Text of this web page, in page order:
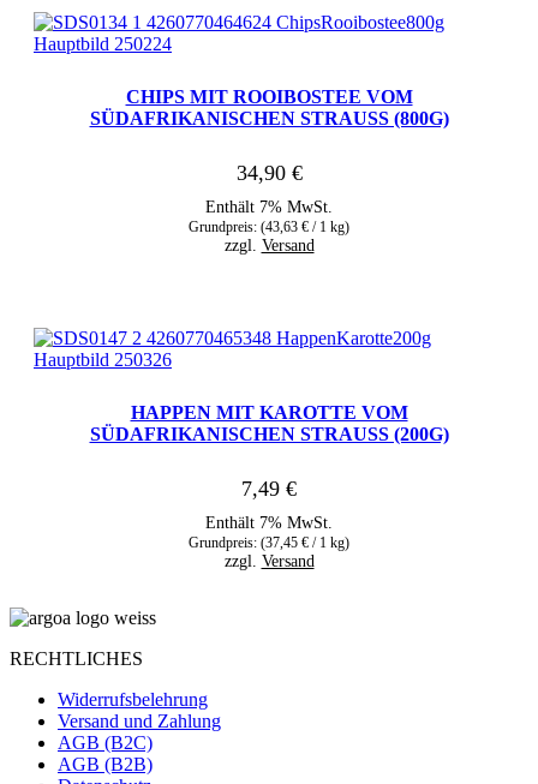
CHIPS MIT ROOIBOSTEE VOM
SÜDAFRIKANISCHEN STRAUSS (800G)
34,90 €
Enthält 7% MwSt.
Grundpreis: (43,63 € / 1 kg)
zzgl. Versand
HAPPEN MIT KAROTTE VOM
SÜDAFRIKANISCHEN STRAUSS (200G)
7,49 €
Enthält 7% MwSt.
Grundpreis: (37,45 € / 1 kg)
zzgl. Versand
RECHTLICHES
Widerrufsbelehrung
Versand und Zahlung
AGB (B2C)
AGB (B2B)